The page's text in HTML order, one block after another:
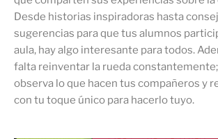
Desde historias inspiradoras hasta
sugerencias para que tus alumnos
aula, hay algo interesante para todos.
falta reinventar la rueda
observa lo que hacen tus compañeros y
con tu toque único para hacerlo tuyo.